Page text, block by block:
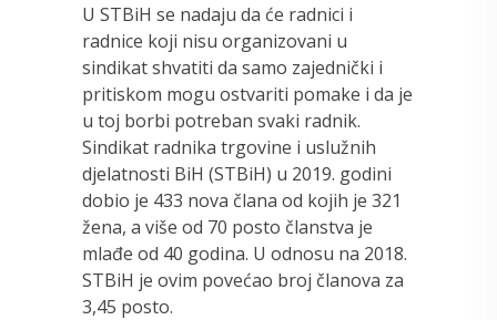
U STBiH se nadaju da će radnici i
radnice koji nisu organizovani u
sindikat shvatiti da samo zajednički i
pritiskom mogu ostvariti pomake i da je
u toj borbi potreban svaki radnik.
Sindikat radnika trgovine i uslužnih
djelatnosti BiH (STBiH) u 2019. godini
dobio je 433 nova člana od kojih je 321
žena, a više od 70 posto članstva je
mlađe od 40 godina. U odnosu na 2018.
STBiH je ovim povećao broj članova za
3,45 posto.